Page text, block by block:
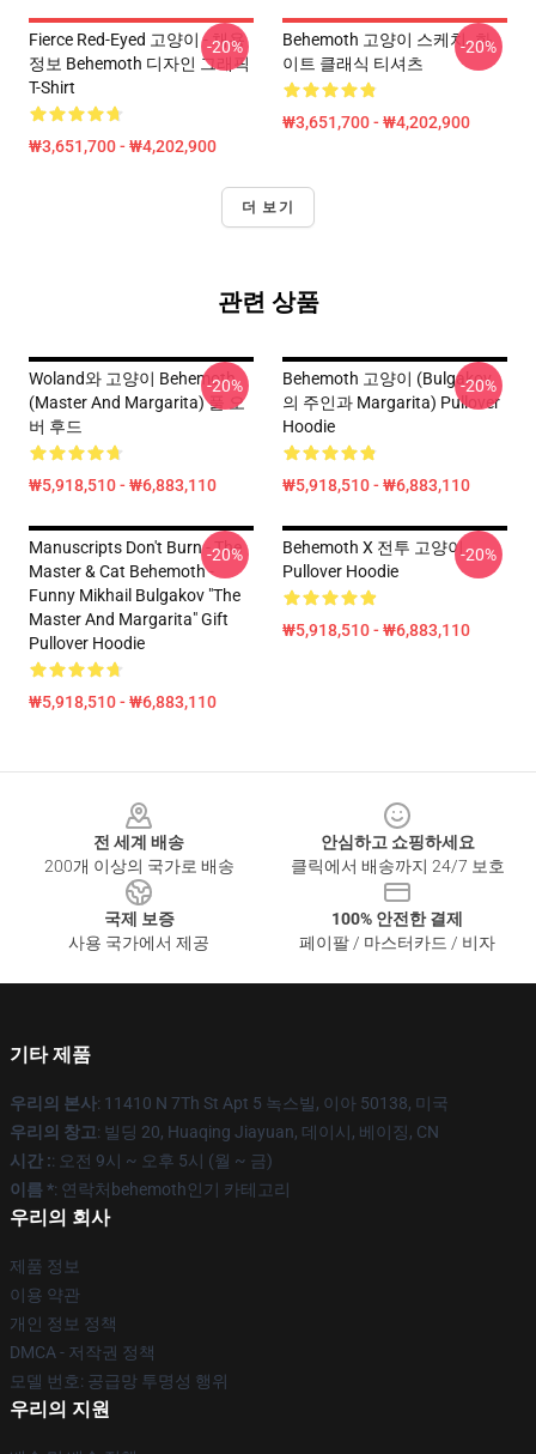
Fierce Red-Eyed 고양이 - 채용
정보 Behemoth 디자인 그래픽
T-Shirt
₩3,651,700 - ₩4,202,900
-20%
Behemoth 고양이 스케치. 화
이트 클래식 티셔츠
₩3,651,700 - ₩4,202,900
-20%
더 보기
관련 상품
Woland와 고양이 Behemoth
(Master And Margarita) 풀 오
버 후드
₩5,918,510 - ₩6,883,110
-20%
Behemoth 고양이 (Bulgakov
의 주인과 Margarita) Pullover
Hoodie
₩5,918,510 - ₩6,883,110
-20%
Manuscripts Don't Burn - The
Master & Cat Behemoth -
Funny Mikhail Bulgakov "The
Master And Margarita" Gift
Pullover Hoodie
₩5,918,510 - ₩6,883,110
-20%
Behemoth X 전투 고양이
Pullover Hoodie
₩5,918,510 - ₩6,883,110
-20%
전 세계 배송
200개 이상의 국가로 배송
안심하고 쇼핑하세요
클릭에서 배송까지 24/7 보호
국제 보증
사용 국가에서 제공
100% 안전한 결제
페이팔 / 마스터카드 / 비자
기타 제품
우리의 본사: 11410 N 7Th St Apt 5 녹스빌, 이아 50138, 미국
우리의 창고: 빌딩 20, Huaqing Jiayuan, 데이시, 베이징, CN
시간 :: 오전 9시 ~ 오후 5시 (월 ~ 금)
이름 *: 연락처behemoth인기 카테고리
우리의 회사
제품 정보
이용 약관
개인 정보 정책
DMCA - 저작권 정책
모델 번호: 공급망 투명성 행위
우리의 지원